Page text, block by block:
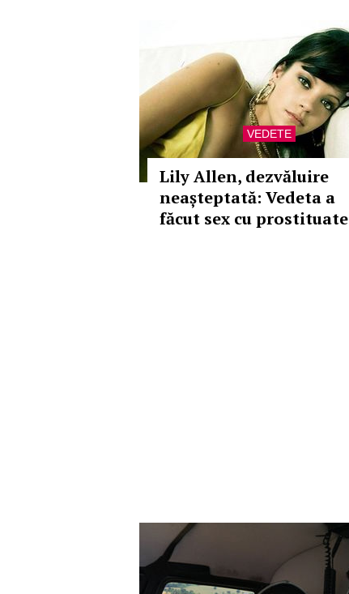
VEDETE
Lily Allen, dezvăluire
neașteptată: Vedeta a
făcut sex cu prostituate